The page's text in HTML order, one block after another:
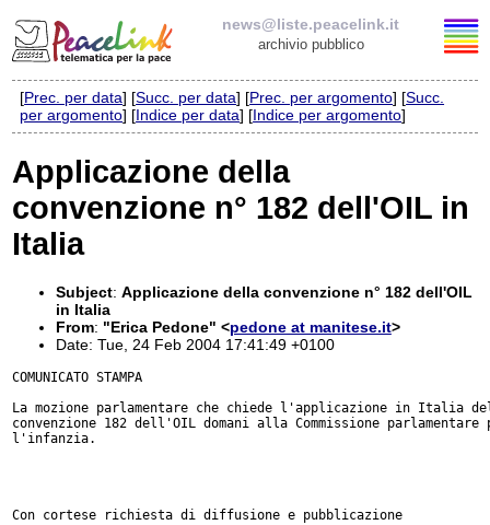
news@liste.peacelink.it
archivio pubblico
Elenco delle liste
Iscrizione / Cancellazione
Policy delle liste di PeaceLink
Informativa sulla privacy
Richieste di rimozione
[Prec. per data] [Succ. per data] [Prec. per argomento] [Succ.
per argomento] [Indice per data] [Indice per argomento]
Applicazione della
convenzione n° 182 dell'OIL in
Italia
Subject: Applicazione della convenzione n° 182 dell'OIL
in Italia
From: "Erica Pedone" <pedone at manitese.it>
Date: Tue, 24 Feb 2004 17:41:49 +0100
COMUNICATO STAMPA
La mozione parlamentare che chiede l'applicazione in Italia
convenzione 182 dell'OIL domani alla Commissione parlamentare
l'infanzia.
Con cortese richiesta di diffusione e pubblicazione